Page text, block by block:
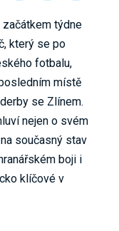
začátkem týdne
který se po
fotbalu,
místě
se Zlínem.
nejen o svém
současný stav
boji i
klíčové v